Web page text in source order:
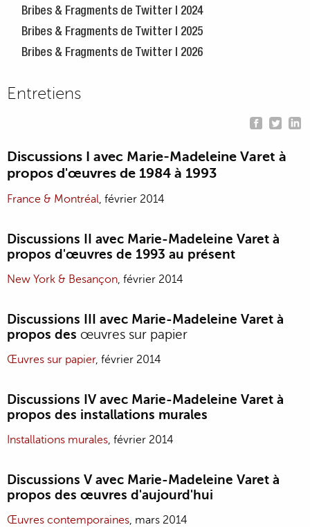
Bribes & Fragments de Twitter | 2024
Bribes & Fragments de Twitter | 2025
Bribes & Fragments de Twitter | 2026
Entretiens
Discussions I avec Marie-Madeleine Varet à
propos d'œuvres de 1984 à 1993
France & Montréal, février 2014
Discussions II avec Marie-Madeleine Varet à
propos d'œuvres de 1993 au présent
New York & Besançon, février 2014
Discussions III avec Marie-Madeleine Varet à
propos des œuvres sur papier
Œuvres sur papier, février 2014
Discussions IV avec Marie-Madeleine Varet à
propos des installations murales
Installations murales, février 2014
Discussions V avec Marie-Madeleine Varet à
propos des œuvres d'aujourd'hui
Œuvres contemporaines, mars 2014